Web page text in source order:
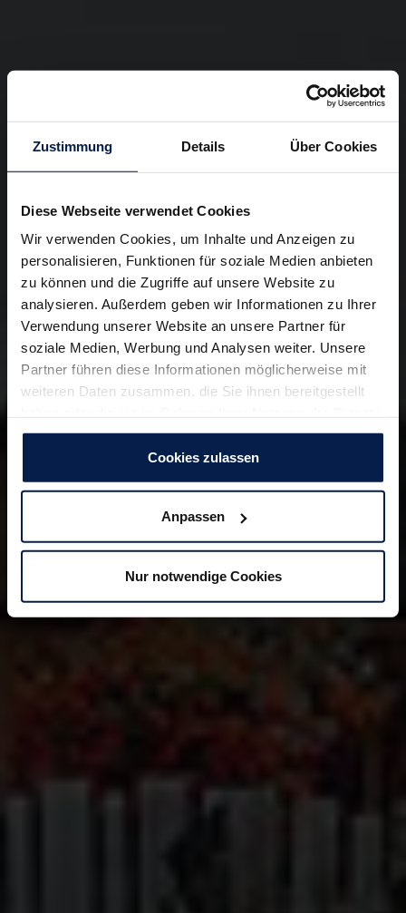
Zustimmung Details Über Cookies
Diese Webseite verwendet Cookies
Wir verwenden Cookies, um Inhalte und Anzeigen zu
personalisieren, Funktionen für soziale Medien anbieten
zu können und die Zugriffe auf unsere Website zu
analysieren. Außerdem geben wir Informationen zu Ihrer
Verwendung unserer Website an unsere Partner für
soziale Medien, Werbung und Analysen weiter. Unsere
Partner führen diese Informationen möglicherweise mit
weiteren Daten zusammen, die Sie ihnen bereitgestellt
gesammelt haben. ZurDatenschutzerklärung.
Cookies zulassen
Anpassen
Nur notwendige Cookies